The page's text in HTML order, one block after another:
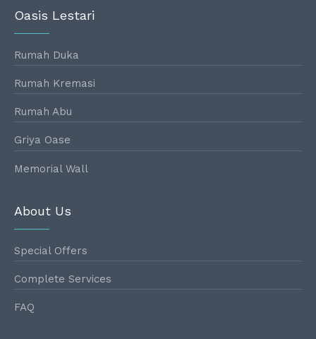
Oasis Lestari
Rumah Duka
Rumah Kremasi
Rumah Abu
Griya Oase
Memorial Wall
About Us
Special Offers
Complete Services
FAQ